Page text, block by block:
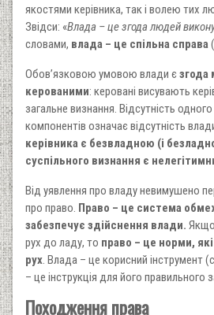
якостями керівника, так і волею тих
Звідси: «Влада – це згода людей
словами, влада – це спільна справа
Обов’язковою умовою влади єзгода
керованими: керовані висувають
загальне визнання. Відсутність
компонентів означає відсутність
керівника є безвладною (і
суспільного визнання є
Від уявлення про владу невимушено
про право. Право – це система
забезпечує здійснення влади. Якщо
рух до ладу, то право – це норми,
рух. Влада – це корисний інструмент
– це інструкція для його правильного
Походження права